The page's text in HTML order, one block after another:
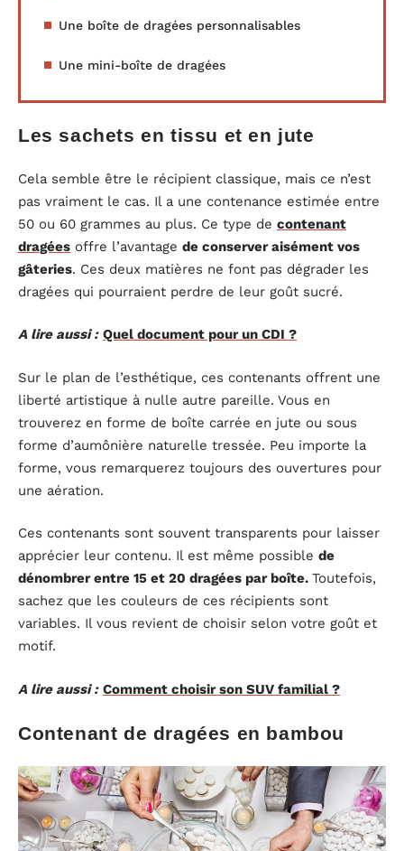
Une boîte de dragées personnalisables
Une mini-boîte de dragées
Les sachets en tissu et en jute
Cela semble être le récipient classique, mais ce n’est
pas vraiment le cas. Il a une contenance estimée entre
50 ou 60 grammes au plus. Ce type de contenant
dragées offre l’avantage de conserver aisément vos
gâteries. Ces deux matières ne font pas dégrader les
dragées qui pourraient perdre de leur goût sucré.
A lire aussi : Quel document pour un CDI ?
Sur le plan de l’esthétique, ces contenants offrent une
liberté artistique à nulle autre pareille. Vous en
trouverez en forme de boîte carrée en jute ou sous
forme d’aumônière naturelle tressée. Peu importe la
forme, vous remarquerez toujours des ouvertures pour
une aération.
Ces contenants sont souvent transparents pour laisser
apprécier leur contenu. Il est même possible de
dénombrer entre 15 et 20 dragées par boîte. Toutefois,
sachez que les couleurs de ces récipients sont
variables. Il vous revient de choisir selon votre goût et
motif.
A lire aussi : Comment choisir son SUV familial ?
Contenant de dragées en bambou